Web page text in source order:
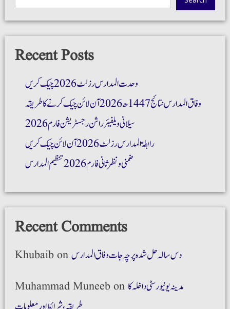
Recent Posts
وحدت المدارس رزلٹ 2026 چیک کریں
وفاق المدارس نتائج 1447ھ 2026 آن لائن چیک کرنے کا طریقہ
سیلانی ویلفیئر راشن رجسٹریشن فارم 2026
رابطۃ المدارس رزلٹ 2026 آن لائن چیک کریں
ضمنی و نظر ثانی فارم 2026 تنظیم المدارس
Recent Comments
Khubaibonدس سالہ حل شدہ پرچہ جات وفاق المدارس
Muhammad Muneebon مدینہ یونیورسٹی داخلہ کا